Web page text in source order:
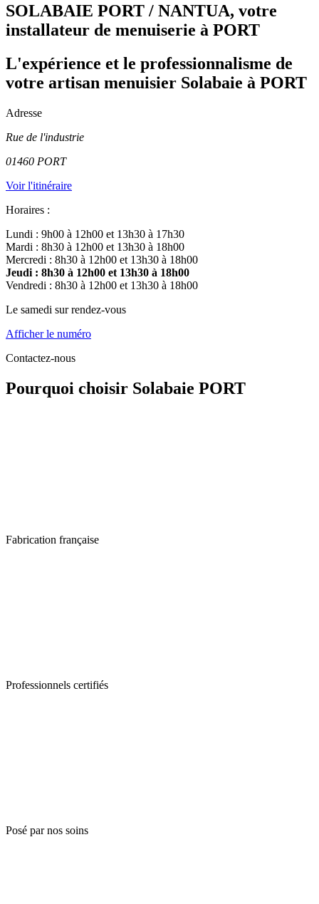
SOLABAIE PORT / NANTUA, votre
installateur de menuiserie à PORT
L'expérience et le professionnalisme de
votre artisan menuisier Solabaie à PORT
Adresse
Rue de l'industrie
01460 PORT
Voir l'itinéraire
Horaires :
Lundi : 9h00 à 12h00 et 13h30 à 17h30
Mardi : 8h30 à 12h00 et 13h30 à 18h00
Mercredi : 8h30 à 12h00 et 13h30 à 18h00
Jeudi : 8h30 à 12h00 et 13h30 à 18h00
Vendredi : 8h30 à 12h00 et 13h30 à 18h00
Le samedi sur rendez-vous
Afficher le numéro
Contactez-nous
Pourquoi choisir Solabaie PORT
Fabrication française
Professionnels certifiés
Posé par nos soins